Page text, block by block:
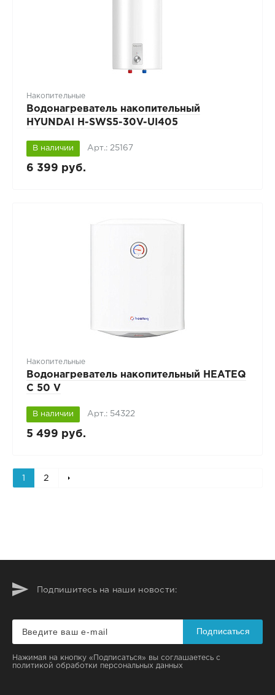
Накопительные
Водонагреватель накопительный
HYUNDAI H-SWS5-30V-UI405
В наличии Арт.: 25167
6 399 руб.
Накопительные
Водонагреватель накопительный HEATEQ
C 50 V
В наличии Арт.: 54322
5 499 руб.
1 2
Подпишитесь на наши новости:
Подписаться
Нажимая на кнопку «Подписаться» вы соглашаетесь с
политикой обработки персональных данных